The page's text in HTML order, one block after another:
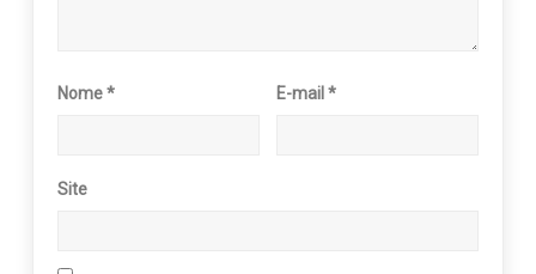
Nome* E-mail*
Site